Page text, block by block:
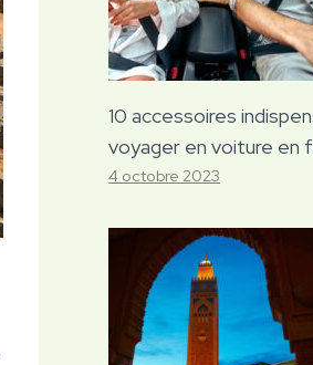
10 accessoires
voyager en voiture en
4 octobre 2023